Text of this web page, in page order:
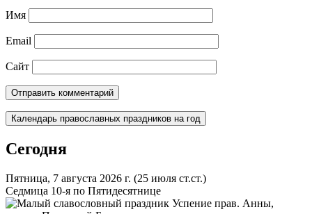
Имя
Email
Сайт
Календарь православных праздников на год
Сегодня
Пятница, 7 августа 2026 г. (25 июля ст.ст.)
Седмица 10-я по Пятидесятнице
Успение прав. Анны,